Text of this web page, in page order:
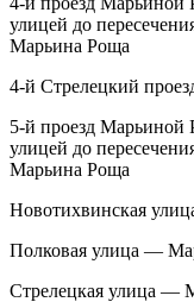
улицей до
Марьина Роща
4-й Стрелецкий
5-й проезд Марьиной
улицей до
Марьина Роща
Новотихвинская
Полковая улица —
Стрелецкая улица —